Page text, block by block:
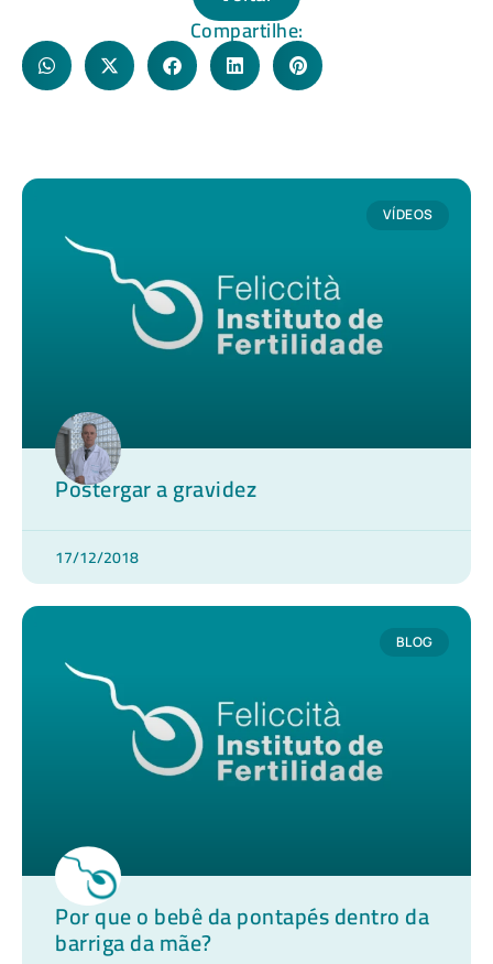
Compartilhe:
VÍDEOS
Postergar a gravidez
17/12/2018
BLOG
Por que o bebê da pontapés dentro da
barriga da mãe?